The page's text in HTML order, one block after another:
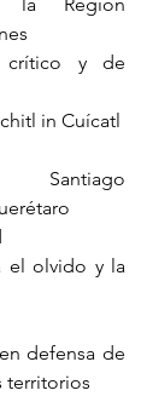
la Región
crítico y de
in Cuícatl
Santiago
el olvido y la
defensa de
territorios